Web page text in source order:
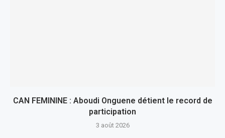
CAN FEMININE : Aboudi Onguene détient le record de
participation
3 août 2026